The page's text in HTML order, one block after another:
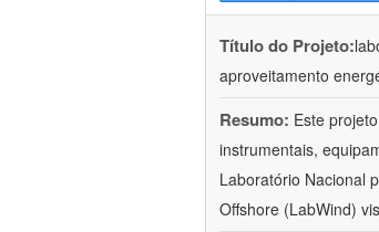
Título do Projeto:
aproveitamento
Resumo: Este
instrumentais,
Laboratório Nacional
Offshore (LabWind)